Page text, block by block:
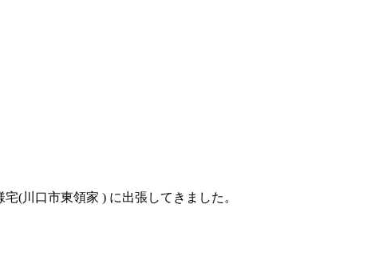
(川口市東領家 ) に出張してきました。